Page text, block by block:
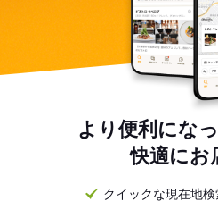
より便利にな
快適にお
クイックな現在地